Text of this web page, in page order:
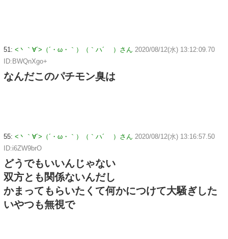
51: <丶｀∀´>（´・ω・｀）（｀ハ´ ）さん 2020/08/12(水) 13:12:09.70
ID:BWQnXgo+
なんだこのパチモン臭は
55: <丶｀∀´>（´・ω・｀）（｀ハ´ ）さん 2020/08/12(水) 13:16:57.50
ID:i6ZW9brO
どうでもいいんじゃない
双方とも関係ないんだし
かまってもらいたくて何かにつけて大騒ぎした
いやつも無視で